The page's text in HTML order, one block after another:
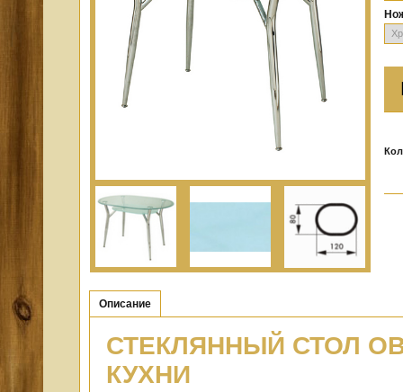
Описание
СТЕКЛЯННЫЙ СТОЛ
КУХНИ